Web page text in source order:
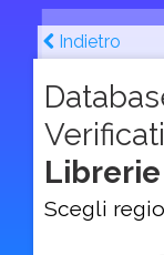
Indietro
Scegli